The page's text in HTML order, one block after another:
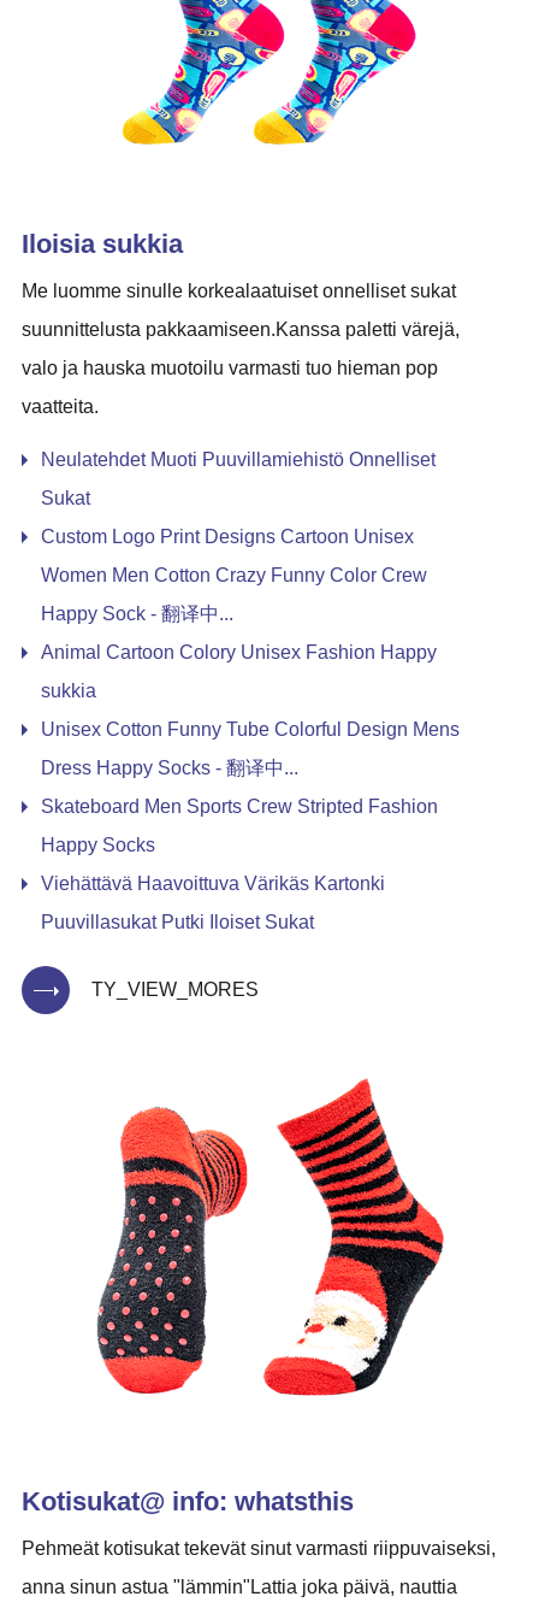
Iloisia sukkia
Me luomme sinulle korkealaatuiset onnelliset sukat
suunnittelusta pakkaamiseen.Kanssa paletti värejä,
valo ja hauska muotoilu varmasti tuo hieman pop
vaatteita.
Neulatehdet Muoti Puuvillamiehistö Onnelliset
Sukat
Custom Logo Print Designs Cartoon Unisex
Women Men Cotton Crazy Funny Color Crew
Happy Sock - 翻译中...
Animal Cartoon Colory Unisex Fashion Happy
sukkia
Unisex Cotton Funny Tube Colorful Design Mens
Dress Happy Socks - 翻译中...
Skateboard Men Sports Crew Stripted Fashion
Happy Socks
Viehättävä Haavoittuva Värikäs Kartonki
Puuvillasukat Putki Iloiset Sukat
TY_VIEW_MORES
Kotisukat@ info: whatsthis
Pehmeät kotisukat tekevät sinut varmasti riippuvaiseksi,
anna sinun astua "lämmin"Lattia joka päivä, nauttia